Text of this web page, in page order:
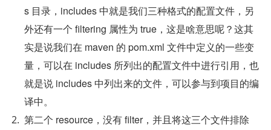
s 目录，includes 中就是我们三种格式的配置文件，另
外还有一个 filtering 属性为 true，这是啥意思呢？这其
实是说我们在 maven 的 pom.xml 文件中定义的一些变
量，可以在 includes 所列出的配置文件中进行引用，也
就是说 includes 中列出来的文件，可以参与到项目的编
译中。
第二个 resource，没有 filter，并且将这三个文件排除